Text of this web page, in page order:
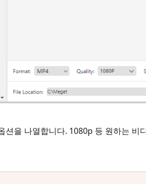
을 나열합니다. 1080p 등 원하는 비